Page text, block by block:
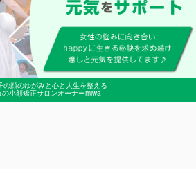
の顔のゆがみと心と人生を整える
の小顔矯正サロンオーナーmiwa